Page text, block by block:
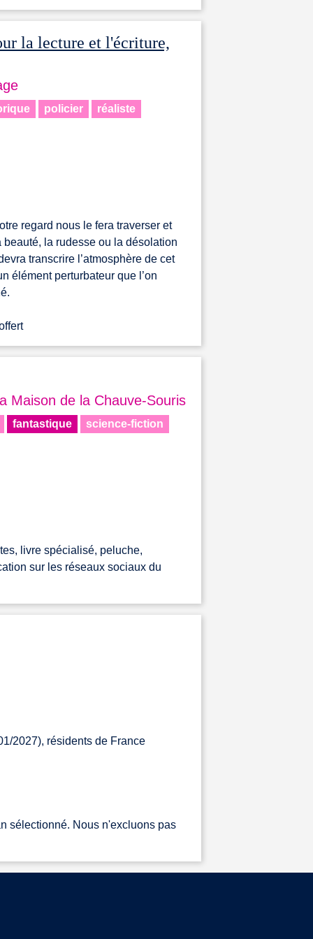
la lecture et l'écriture,
policier
réaliste
regard nous le fera traverser et
la rudesse ou la désolation
transcrire l’atmosphère de cet
élément perturbateur que l’on
Maison de la Chauve-Souris
fantastique science-fiction
livre spécialisé, peluche,
sur les réseaux sociaux du
2027), résidents de France
sélectionné. Nous n'excluons pas